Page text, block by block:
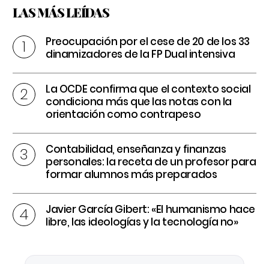
LAS MÁS LEÍDAS
Preocupación por el cese de 20 de los 33
dinamizadores de la FP Dual intensiva
La OCDE confirma que el contexto social
condiciona más que las notas con la
orientación como contrapeso
Contabilidad, enseñanza y finanzas
personales: la receta de un profesor para
formar alumnos más preparados
Javier García Gibert: «El humanismo hace
libre, las ideologías y la tecnología no»